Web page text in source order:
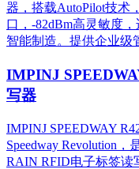
器，搭载AutoPilot技术
口，-82dBm高灵敏度
智能制造。提供企业级
IMPINJ
写器
IMPINJ SPEEDWAY
Speedway Revolution
RAIN RFID电子标签读